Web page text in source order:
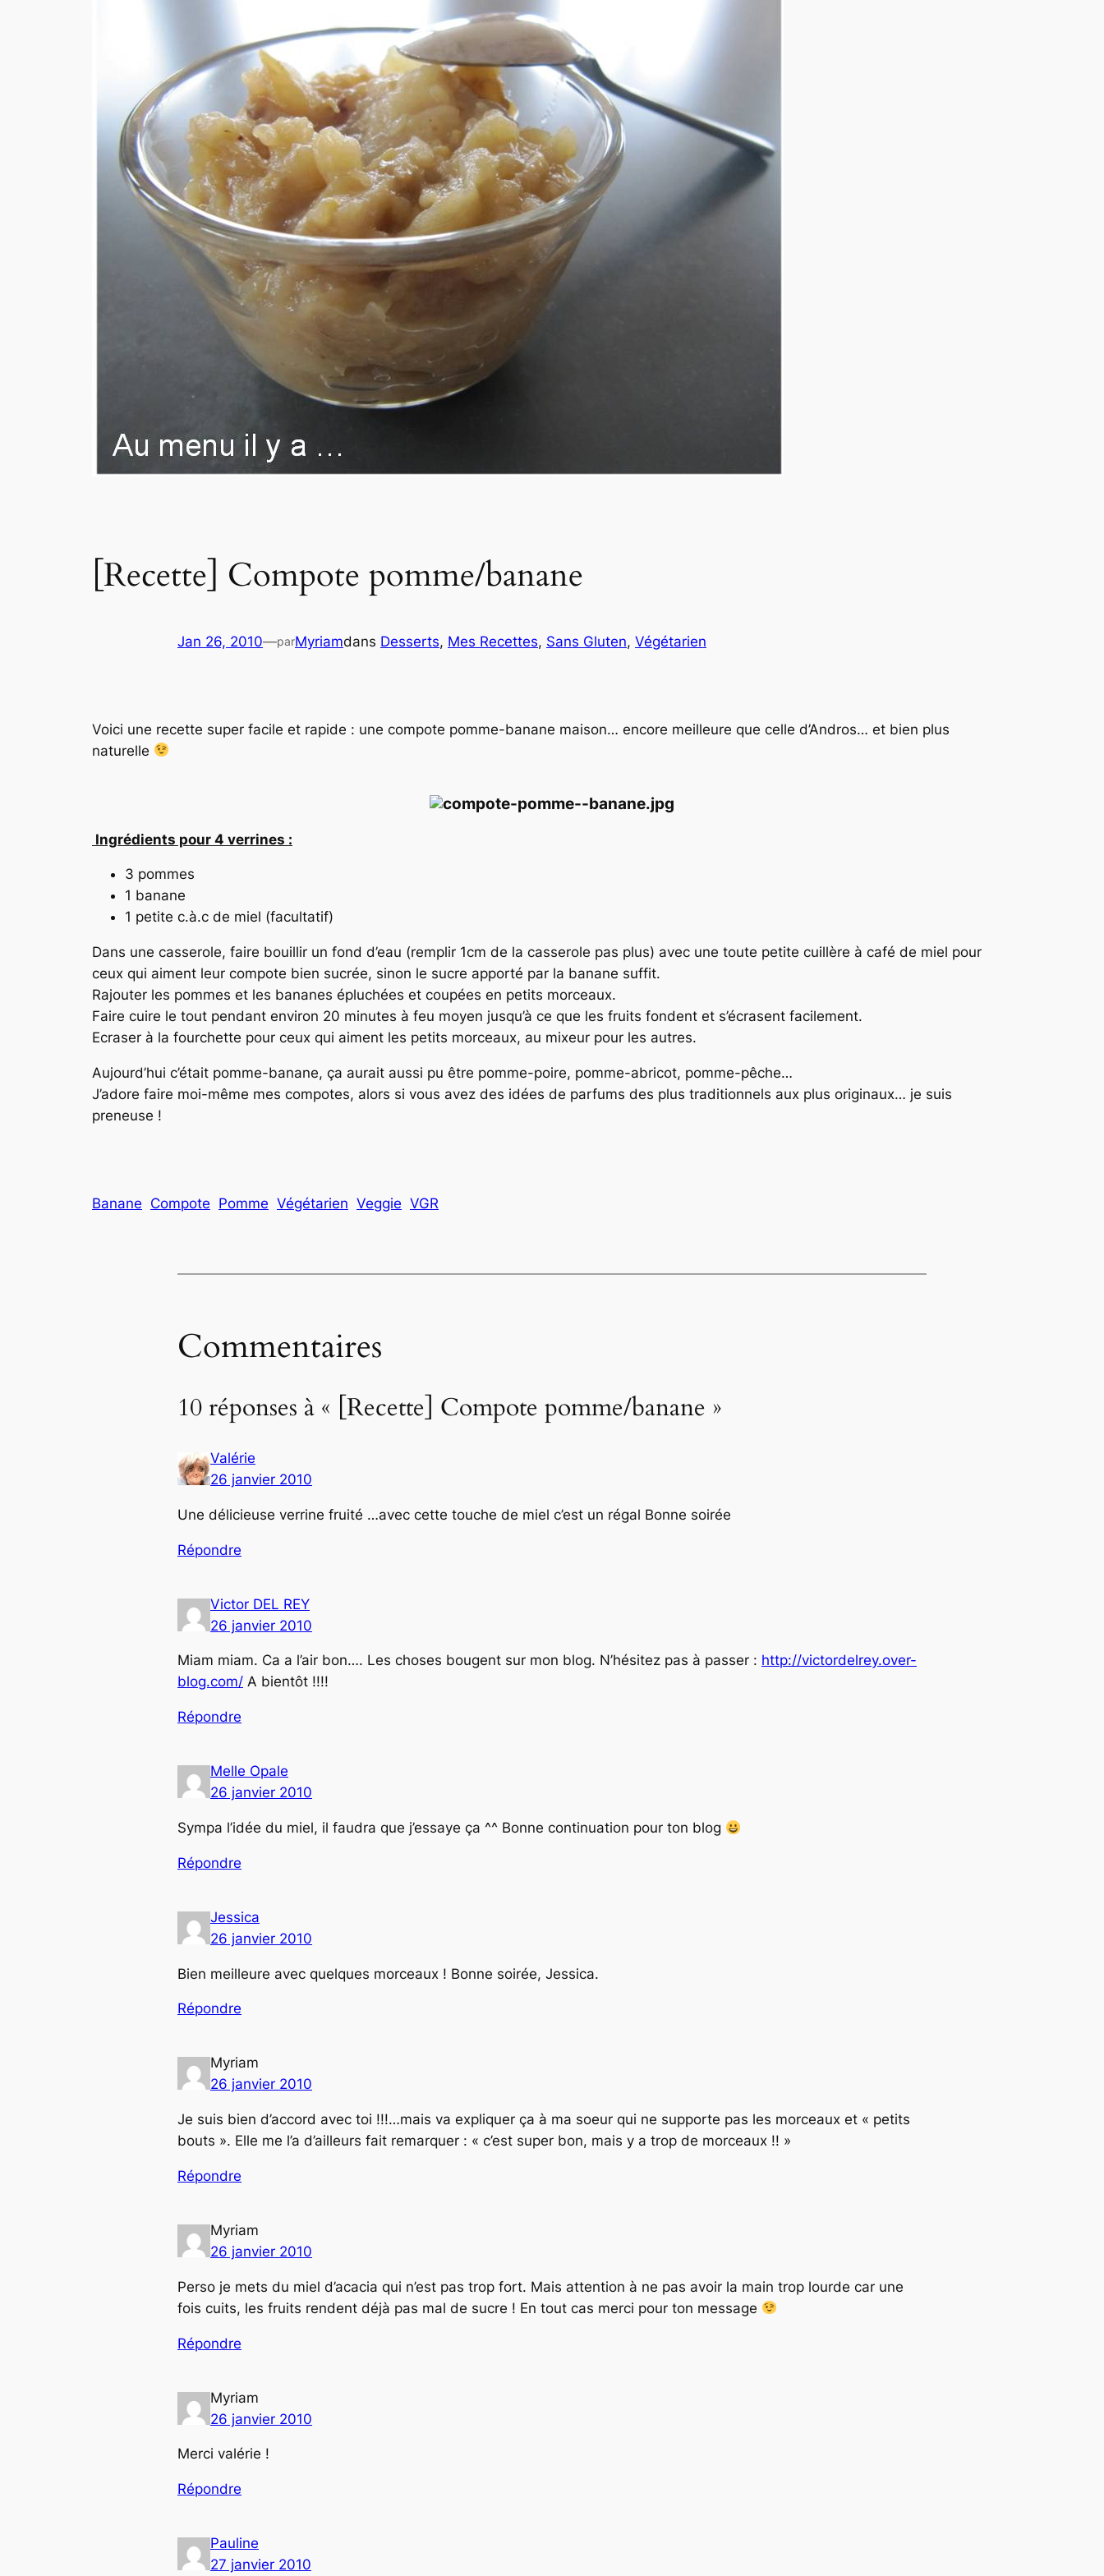
[Recette] Compote pomme/banane
Jan 26, 2010—parMyriamdans Desserts, Mes Recettes, Sans Gluten, Végétarien
Voici une recette super facile et rapide : une compote pomme-banane maison… encore meilleure que celle d’Andros… et bien plus
naturelle
Ingrédients pour 4 verrines :
3 pommes
1 banane
1 petite c.à.c de miel (facultatif)
Dans une casserole, faire bouillir un fond d’eau (remplir 1cm de la casserole pas plus) avec une toute petite cuillère à café de miel pour
ceux qui aiment leur compote bien sucrée, sinon le sucre apporté par la banane suffit.
Rajouter les pommes et les bananes épluchées et coupées en petits morceaux.
Faire cuire le tout pendant environ 20 minutes à feu moyen jusqu’à ce que les fruits fondent et s’écrasent facilement.
Ecraser à la fourchette pour ceux qui aiment les petits morceaux, au mixeur pour les autres.
Aujourd’hui c’était pomme-banane, ça aurait aussi pu être pomme-poire, pomme-abricot, pomme-pêche…
J’adore faire moi-même mes compotes, alors si vous avez des idées de parfums des plus traditionnels aux plus originaux… je suis
preneuse !
Banane Compote Pomme Végétarien Veggie VGR
Commentaires
10 réponses à « [Recette] Compote pomme/banane »
Valérie
26 janvier 2010
Une délicieuse verrine fruité …avec cette touche de miel c’est un régal Bonne soirée
Répondre
Victor DEL REY
26 janvier 2010
Miam miam. Ca a l’air bon…. Les choses bougent sur mon blog. N’hésitez pas à passer : http://victordelrey.over-
blog.com/ A bientôt !!!!
Répondre
Melle Opale
26 janvier 2010
Sympa l’idée du miel, il faudra que j’essaye ça ^^ Bonne continuation pour ton blog
Répondre
Jessica
26 janvier 2010
Bien meilleure avec quelques morceaux ! Bonne soirée, Jessica.
Répondre
Myriam
26 janvier 2010
Je suis bien d’accord avec toi !!!…mais va expliquer ça à ma soeur qui ne supporte pas les morceaux et « petits
bouts ». Elle me l’a d’ailleurs fait remarquer : « c’est super bon, mais y a trop de morceaux !! »
Répondre
Myriam
26 janvier 2010
Perso je mets du miel d’acacia qui n’est pas trop fort. Mais attention à ne pas avoir la main trop lourde car une
fois cuits, les fruits rendent déjà pas mal de sucre ! En tout cas merci pour ton message
Répondre
Myriam
26 janvier 2010
Merci valérie !
Répondre
Pauline
27 janvier 2010